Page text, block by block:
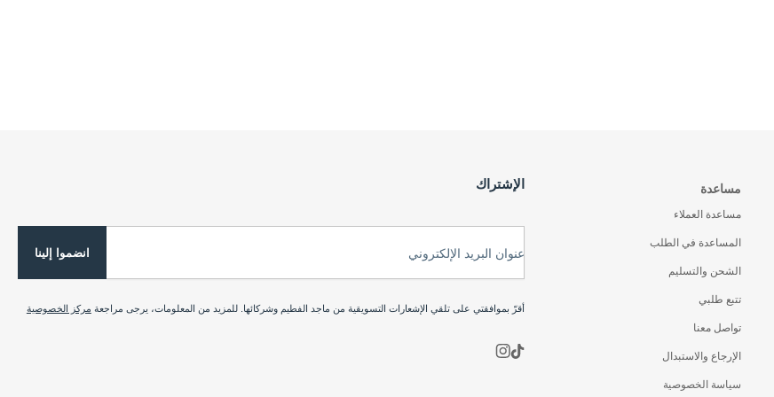
مساعدة
مساعدة العملاء
المساعدة في الطلب
الشحن والتسليم
تتبع طلبي
تواصل معنا
الإرجاع والاستبدال
سياسة الخصوصية
الإشتراك
عنوان البريد الإلكتروني انضموا إلينا
أقرّ بموافقتي على تلقي الإشعارات التسويقية من ماجد الفطيم وشركائها. للمزيد من المعلومات، يرجى مراجعة مركز الخصوصية